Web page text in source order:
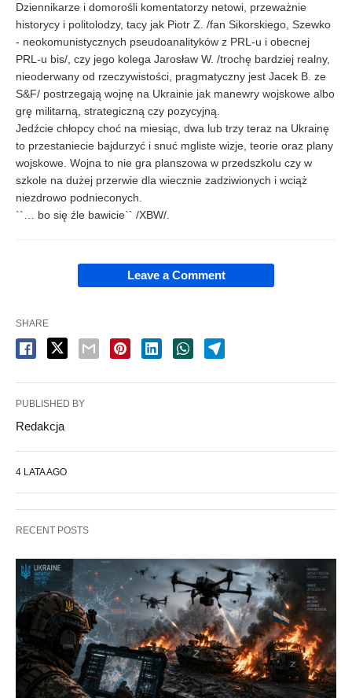
Dziennikarze i domorośli komentatorzy netowi, przeważnie
historycy i politolodzy, tacy jak Piotr Z. /fan Sikorskiego, Szewko
- neokomunistycznych pseudoanalityków z PRL-u i obecnej
PRL-u bis/, czy jego kolega Jarosław W. /trochę bardziej realny,
nieoderwany od rzeczywistości, pragmatyczny jest Jacek B. ze
S&F/ postrzegają wojnę na Ukrainie jak manewry wojskowe albo
grę militarną, strategiczną czy pozycyjną.
Jedźcie chłopcy choć na miesiąc, dwa lub trzy teraz na Ukrainę
to przestaniecie bajdurzyć i snuć mgliste wizje, teorie oraz plany
wojskowe. Wojna to nie gra planszowa w przedszkolu czy w
szkole na dużej przerwie dla wiecznie zadziwionych i wciąż
niezdrowo podnieconych.
``… bo się źle bawicie`` /XBW/.
Leave a Comment
SHARE
PUBLISHED BY
Redakcja
4 LATA AGO
RECENT POSTS